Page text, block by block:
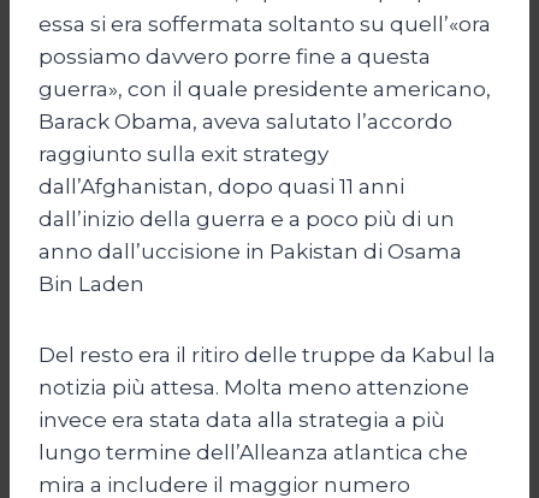
essa si era soffermata soltanto su quell’«ora
possiamo davvero porre fine a questa
guerra», con il quale presidente americano,
Barack Obama, aveva salutato l’accordo
raggiunto sulla exit strategy
dall’Afghanistan, dopo quasi 11 anni
dall’inizio della guerra e a poco più di un
anno dall’uccisione in Pakistan di Osama
Bin Laden
Del resto era il ritiro delle truppe da Kabul la
notizia più attesa. Molta meno attenzione
invece era stata data alla strategia a più
lungo termine dell’Alleanza atlantica che
mira a includere il maggior numero